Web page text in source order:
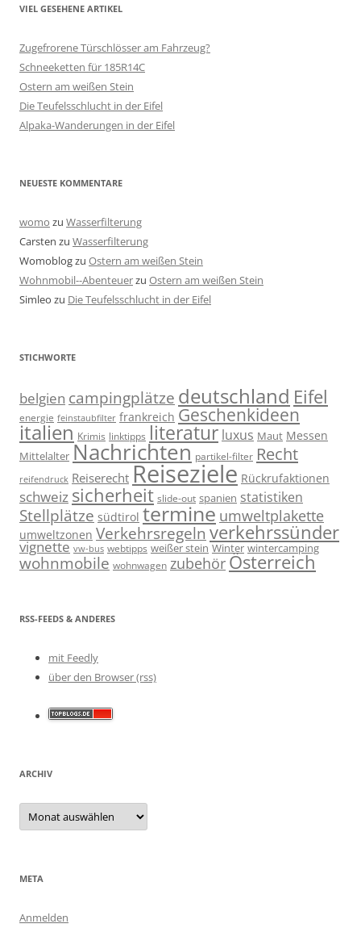
VIEL GESEHENE ARTIKEL
Zugefrorene Türschlösser am Fahrzeug?
Schneeketten für 185R14C
Ostern am weißen Stein
Die Teufelsschlucht in der Eifel
Alpaka-Wanderungen in der Eifel
NEUESTE KOMMENTARE
womo zu Wasserfilterung
Carsten zu Wasserfilterung
Womoblogzu Ostern am weißen Stein
Wohnmobil--Abenteuerzu Ostern am weißen Stein
Simleo zu Die Teufelsschlucht in der Eifel
STICHWORTE
belgien campingplätze deutschland Eifel
energie feinstaubfilter frankreich Geschenkideen
italien Krimis linktipps literatur luxus Maut Messen
Mittelalter Nachrichten partikel-filter Recht
reifendruck Reiserecht Reiseziele Rückrufaktionen
schweiz sicherheit slide-out spanien statistiken
Stellplätze südtirol termine umweltplakette
umweltzonen Verkehrsregeln verkehrssünder
vignette vw-bus webtipps weißer stein Winter wintercamping
wohnmobile wohnwagen zubehör Österreich
RSS-FEEDS & ANDERES
mit Feedly
über den Browser (rss)
ARCHIV
Archiv
META
Anmelden